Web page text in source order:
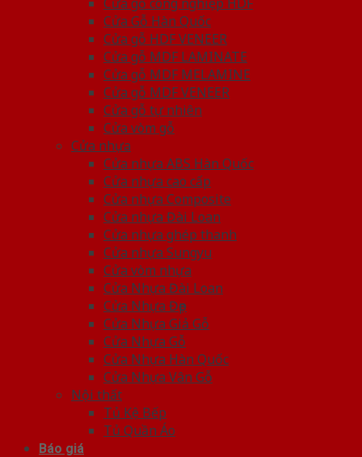
Cửa Gỗ Hàn Quốc
Cửa gỗ HDF VENEER
Cửa gỗ MDF LAMINATE
Cửa gỗ MDF MELAMINE
Cửa gỗ MDF VENEER
Cửa gỗ tự nhiên
Cửa vòm gỗ
Cửa nhựa
Cửa nhựa ABS Hàn Quốc
Cửa nhựa cao cấp
Cửa nhựa Composite
Cửa nhựa Đài Loan
Cửa nhựa ghép thanh
Cửa nhựa Sungyu
Cửa vòm nhựa
Cửa Nhựa Đài Loan
Cửa Nhựa Đẹp
Cửa Nhựa Giả Gỗ
Cửa Nhựa Gỗ
Cửa Nhựa Hàn Quốc
Cửa Nhựa Vân Gỗ
Nội thất
Tủ Kệ Bếp
Tủ Quần Áo
Báo giá